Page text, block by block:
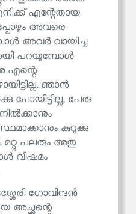
എന്റേതായ
അവരെ
അവർ വായിച്ച
പറയുമ്പോൾ
എന്റെ
ഞാൻ
പോയിട്ടില്ല, പേരു
കുറുക്കു
മറ്റു പലരും അതു
വിഷമം
ഗോവിന്ദൻ
അച്ഛന്റെ